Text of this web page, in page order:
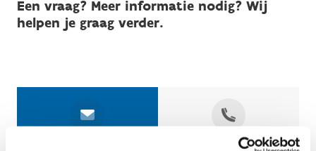
Een vraag? Meer informatie nodig? Wij
helpen je graag verder.